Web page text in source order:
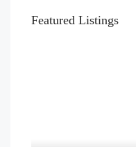
Featured Listings